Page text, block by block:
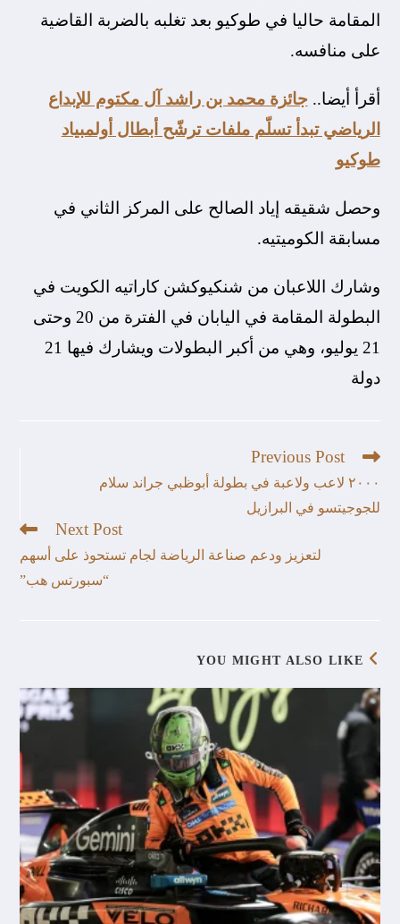
المقامة حاليا في طوكيو بعد تغلبه بالضربة القاضية
على منافسه.
أقرأ أيضا..جائزة محمد بن راشد آل مكتوم للإبداع
الرياضي تبدأ تسلّم ملفات ترشّح أبطال أولمبياد
طوكيو
وحصل شقيقه إياد الصالح على المركز الثاني في
مسابقة الكوميتيه.
وشارك اللاعبان من شنكيوكشن كاراتيه الكويت في
البطولة المقامة في اليابان في الفترة من 20 وحتى
21 يوليو، وهي من أكبر البطولات ويشارك فيها 21
دولة
Previous Post
٢٠٠٠ لاعب ولاعبة في بطولة أبوظبي جراند سلام
للجوجيتسو في البرازيل
Next Post
لتعزيز ودعم صناعة الرياضة لجام تستحوذ على أسهم
“سبورتس هب”
YOU MIGHT ALSO LIKE